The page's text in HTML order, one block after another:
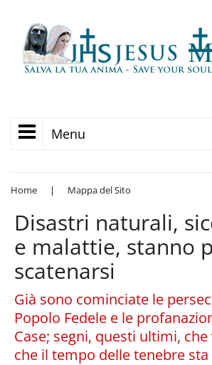
Menu
Home | Mappa del Sito
Disastri naturali,
e malattie, stanno
scatenarsi
Già sono cominciate le
Popolo Fedele e le
Case; segni, questi ultimi,
che il tempo delle tenebre